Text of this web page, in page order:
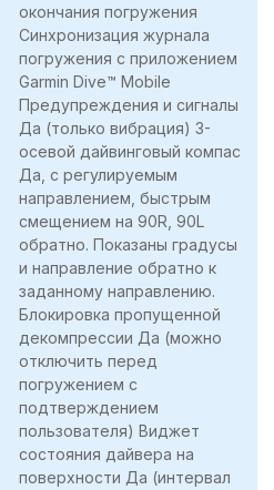
окончания погружения
Синхронизация журнала
погружения с приложением
Garmin Dive™ Mobile
Предупреждения и сигналы
Да (только вибрация) 3-
осевой дайвинговый компас
Да, с регулируемым
направлением, быстрым
смещением на 90R, 90L
обратно. Показаны градусы
и направление обратно к
заданному направлению.
Блокировка пропущенной
декомпрессии Да (можно
отключить перед
погружением с
подтверждением
пользователя) Виджет
состояния дайвера на
поверхности Да (интервал